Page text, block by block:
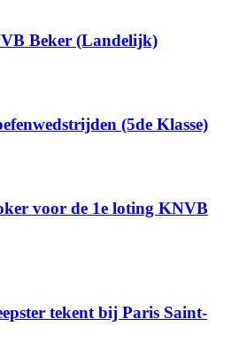
Beker (Landelijk)
(5de Klasse)
voor de 1e loting KNVB
tekent bij Paris Saint-